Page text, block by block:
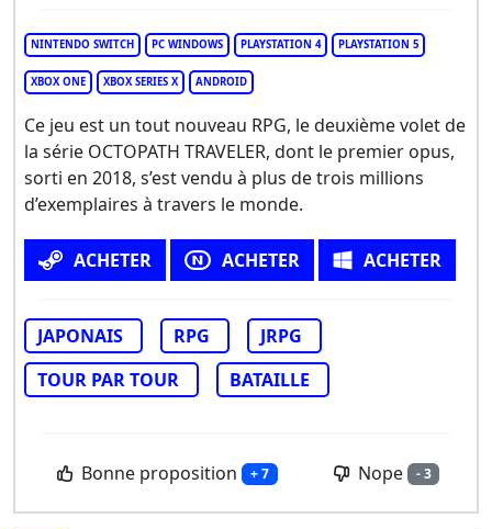
NINTENDO SWITCH PC WINDOWS PLAYSTATION 4 PLAYSTATION 5
XBOX ONE XBOX SERIES X ANDROID
Ce jeu est un tout nouveau RPG, le deuxième volet de
la série OCTOPATH TRAVELER, dont le premier opus,
sorti en 2018, s’est vendu à plus de trois millions
d’exemplaires à travers le monde.
ACHETER ACHETER ACHETER
JAPONAIS RPG
JRPG
TOUR PAR TOUR
BATAILLE
Bonne proposition + 7 Nope - 3